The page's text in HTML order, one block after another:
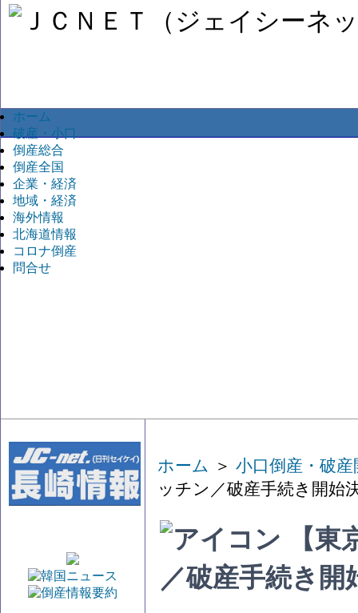
ホーム
破産・小口
倒産総合
倒産全国
企業・経済
地域・経済
海外情報
北海道情報
コロナ倒産
問合せ
ホーム ＞ 小口倒産・破産
ッチン／破産手続き開
【東
／破産手続き